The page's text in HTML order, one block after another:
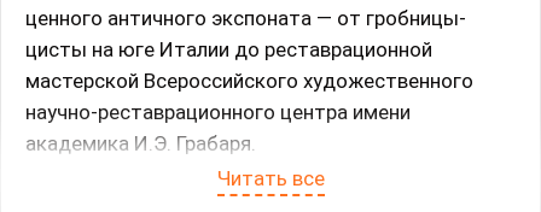
ценного античного экспоната — от гробницы-
цисты на юге Италии до реставрационной
мастерской Всероссийского художественного
научно-реставрационного центра имени
академика И.Э. Грабаря.
На оштукатуренной туфовой плите изображен
Читать все